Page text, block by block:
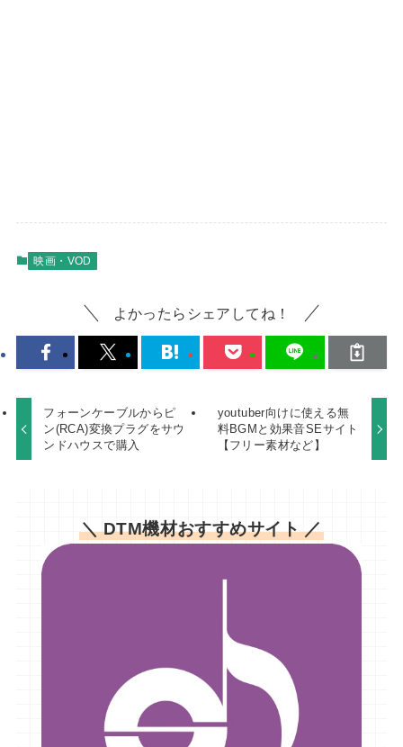
映画・VOD
よかったらシェアしてね！
フォーンケーブルからピ
ン(RCA)変換プラグをサウ
ンドハウスで購入
youtuber向けに使える無
料BGMと効果音SEサイト
【フリー素材など】
＼ DTM機材おすすめサイト ／